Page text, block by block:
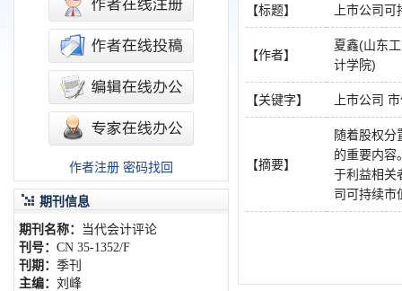
作者注册 密码找回
期刊信息
期刊名称：
当代会计评论
刊号： CN 35-1352/F
刊期： 季刊
主编： 刘峰
【标题】 上市公司
【作者】
夏鑫(山东
计学院)
【关键字】 上市公司
【摘要】
随着股权分
的重要内容
于利益相关
司可持续市